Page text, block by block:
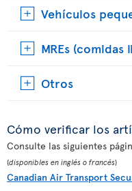
Vehículos
MREs
Otros
Cómo verificar los
Consulte las siguientes
(disponibles en inglés o francés)
Canadian Air Transport